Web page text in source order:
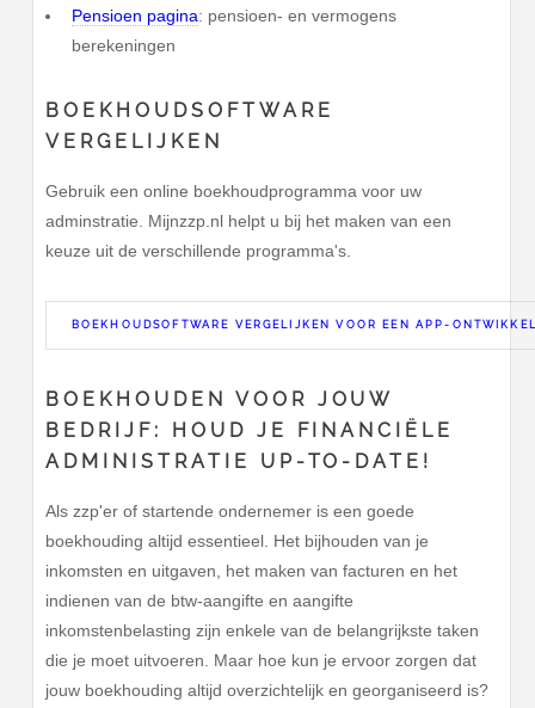
Pensioen pagina: pensioen- en vermogens
berekeningen
BOEKHOUDSOFTWARE
VERGELIJKEN
Gebruik een online boekhoudprogramma voor uw
adminstratie. Mijnzzp.nl helpt u bij het maken van een
keuze uit de verschillende programma's.
BOEKHOUDSOFTWARE VERGELIJKEN VOOR EEN APP-
BOEKHOUDEN VOOR JOUW
BEDRIJF: HOUD JE FINANCIËLE
ADMINISTRATIE UP-TO-DATE!
Als zzp'er of startende ondernemer is een goede
boekhouding altijd essentieel. Het bijhouden van je
inkomsten en uitgaven, het maken van facturen en het
indienen van de btw-aangifte en aangifte
inkomstenbelasting zijn enkele van de belangrijkste taken
die je moet uitvoeren. Maar hoe kun je ervoor zorgen dat
jouw boekhouding altijd overzichtelijk en georganiseerd is?